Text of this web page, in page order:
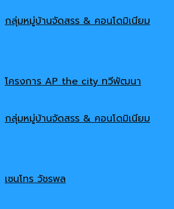
กลุ่มหมู่บ้านจัดสรร & คอนโดมิเนียม
โครงการ AP the city ทวีพัฒนา
กลุ่มหมู่บ้านจัดสรร & คอนโดมิเนียม
เซนโทร วัชรพล